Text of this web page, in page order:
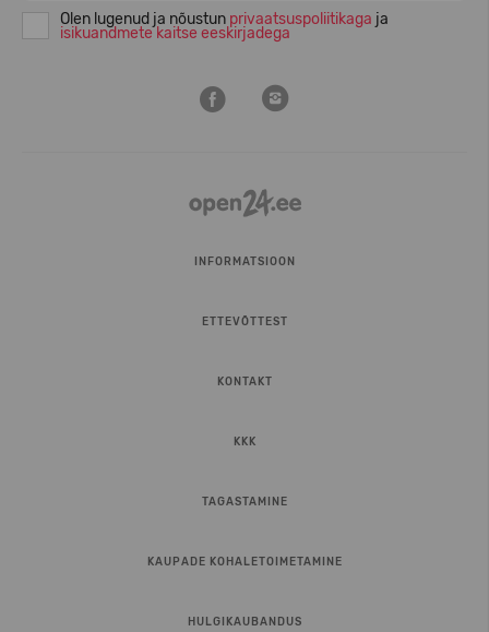
Olen lugenud ja nõustun privaatsuspoliitikaga ja
isikuandmete kaitse eeskirjadega
INFORMATSIOON
ETTEVÕTTEST
KONTAKT
KKK
TAGASTAMINE
KAUPADE KOHALETOIMETAMINE
HULGIKAUBANDUS